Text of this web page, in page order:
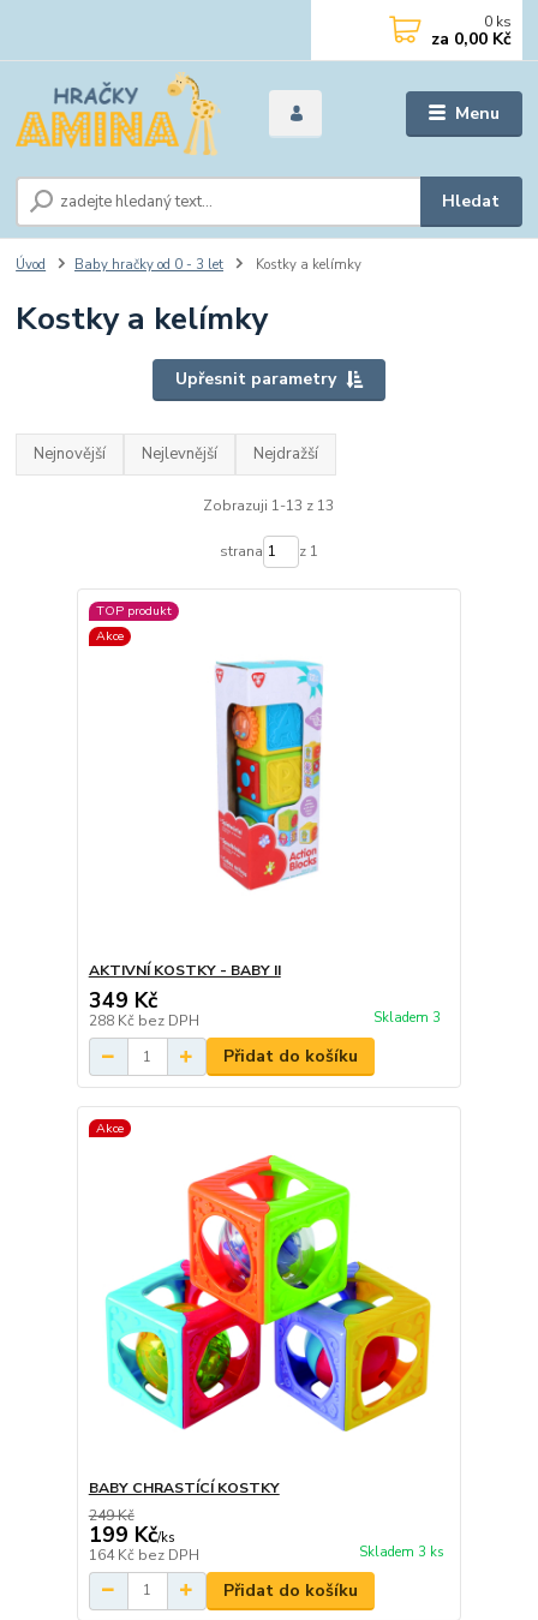
Menu
Hledat
0 ks
za 0,00 Kč
Úvod Baby hračky od 0 - 3 let Kostky a kelímky
Kostky a kelímky
Upřesnit parametry
Nejnovější Nejlevnější Nejdražší
Zobrazuji 1-13 z 13
strana z 1
TOP produkt
Akce
AKTIVNÍ KOSTKY - BABY II
349 Kč
288 Kč bez DPH Skladem 3
Přidat do košíku
Akce
BABY CHRASTÍCÍ KOSTKY
249 Kč
199 Kč/ks
164 Kč bez DPH Skladem 3 ks
Přidat do košíku